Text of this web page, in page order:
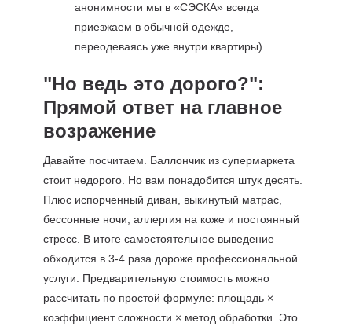
анонимности мы в «СЭСКА» всегда
приезжаем в обычной одежде,
переодеваясь уже внутри квартиры).
"Но ведь это дорого?":
Прямой ответ на главное
возражение
Давайте посчитаем. Баллончик из супермаркета
стоит недорого. Но вам понадобится штук десять.
Плюс испорченный диван, выкинутый матрас,
бессонные ночи, аллергия на коже и постоянный
стресс. В итоге самостоятельное выведение
обходится в 3-4 раза дороже профессиональной
услуги. Предварительную стоимость можно
рассчитать по простой формуле: площадь ×
коэффициент сложности × метод обработки. Это